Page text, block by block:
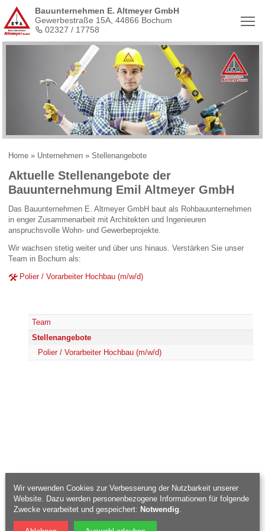
Bauunternehmen E. Altmeyer GmbH
Gewerbestraße 15A, 44866 Bochum
02327 / 17758
Home » Unternehmen »Stellenangebote
Aktuelle Stellenangebote der
Bauunternehmung Emil Altmeyer GmbH
Das Bauunternehmen E. Altmeyer GmbH baut als Rohbauunternehmen
in enger Zusammenarbeit mit Architekten und Ingenieuren
anspruchsvolle Wohn- und Gewerbeprojekte.
Wir wachsen stetig weiter und über uns hinaus. Verstärken Sie unser
Team in Bochum als:
Polier / Vorarbeiter Hochbau (m/w/d)
Team
Stellenangebote
Polier / Vorarbeiter Hochbau (m/w/d)
Wir verwenden Cookies zur Verbesserung der Nutzbarkeit unserer
Website. Dazu werden personenbezogene Informationen für folgende
Zwecke verarbeitet und gespeichert: Notwendig.